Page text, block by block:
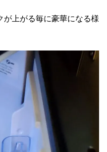
が上がる毎に豪華になる様